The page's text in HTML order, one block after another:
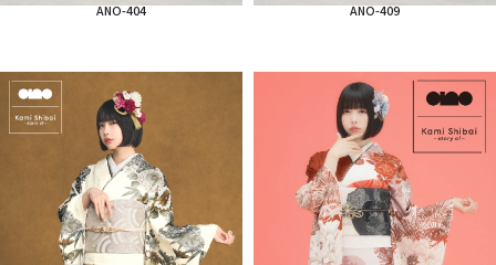
ANO-404 ANO-409